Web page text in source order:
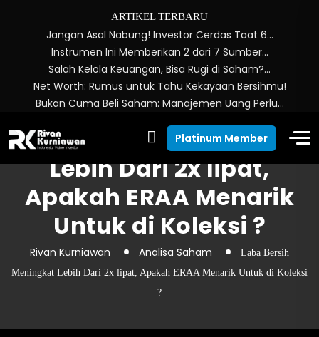
ARTIKEL TERBARU
Jangan Asal Nabung! Investor Cerdas Taat 6…
Instrumen Ini Memberikan 2 dari 7 Sumber…
Salah Kelola Keuangan, Bisa Rugi di Saham?…
Net Worth: Rumus untuk Tahu Kekayaan Bersihmu!
Bukan Cuma Beli Saham: Manajemen Uang Perlu…
Platinum Member
Laba Bersih Meningkat
Lebih Dari 2x lipat,
Apakah ERAA Menarik
Untuk di Koleksi ?
Rivan Kurniawan Analisa Saham
Laba Bersih
Meningkat Lebih Dari 2x lipat, Apakah ERAA Menarik Untuk di Koleksi
?